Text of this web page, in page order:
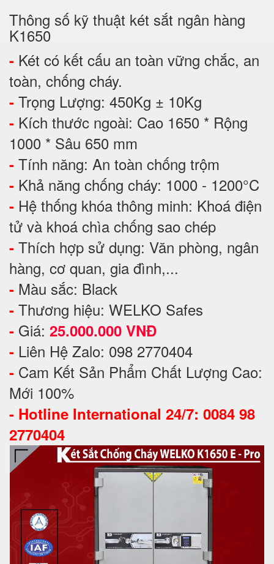
Thông số kỹ thuật két sắt ngân hàng
K1650
- Két có kết cấu an toàn vững chắc, an
toàn, chống cháy.
- Trọng Lượng: 450Kg ± 10Kg
- Kích thước ngoài: Cao 1650 * Rộng
1000 * Sâu 650 mm
- Tính năng: An toàn chống trộm
- Khả năng chống cháy: 1000 - 1200°C
- Hệ thống khóa thông minh: Khoá điện
tử và khoá chìa chống sao chép
- Thích hợp sử dụng: Văn phòng, ngân
hàng, cơ quan, gia đình,...
- Màu sắc: Black
- Thương hiệu: WELKO Safes
- Giá: 25.000.000 VNĐ
- Liên Hệ Zalo: 098 2770404
- Cam Kết Sản Phẩm Chất Lượng Cao:
Mới 100%
- Hotline International 24/7: 0084 98
2770404